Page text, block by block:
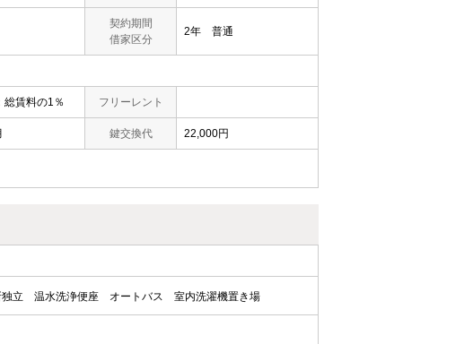
契約期間
借家区分
2年 普通
賃料の1％ フリーレント
鍵交換代 22,000円
立 温水洗浄便座 オートバス 室内洗濯機置き場